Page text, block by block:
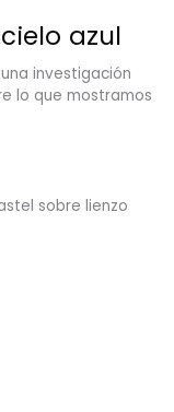
azul
investigación
lo que mostramos
sobre lienzo